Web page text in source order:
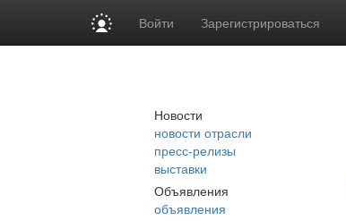
Войти Зарегистрироваться
Новости
новости отрасли
пресс-релизы
выставки
Объявления
объявления